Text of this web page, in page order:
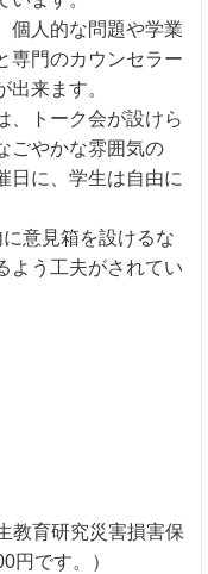
個人的な問題や学業
専門のカウンセラー
来ます。
、トーク会が設けら
ごやかな雰囲気の
日に、学生は自由に
意見箱を設けるな
よう工夫がされてい
教育研究災害損害保
円です。）